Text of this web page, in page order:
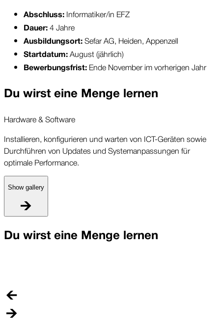
Abschluss: Informatiker/in EFZ
Dauer: 4 Jahre
Ausbildungsort: Sefar AG, Heiden, Appenzell
Startdatum: August (jährlich)
Bewerbungsfrist: Ende November im vorherigen Jahr
Du wirst eine Menge lernen
Hardware & Software
Installieren, konfigurieren und warten von ICT-Geräten sowie
Durchführen von Updates und Systemanpassungen für
optimale Performance.
Show gallery
Du wirst eine Menge lernen